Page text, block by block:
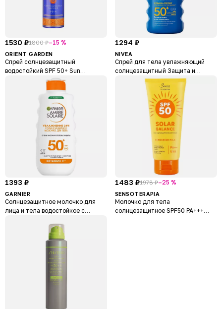
1530 ₽1800 ₽–15 %
ORIENT GARDEN
Спрей солнцезащитный
водостойкий SPF 50+ Sun
Protection Voile
1294 ₽
NIVEA
Спрей для тела увлажняющий
солнцезащитный Защита и
увлажнение SPF 50+
1393 ₽
GARNIER
Солнцезащитное молочко для
лица и тела водостойкое с
1483 ₽1978 ₽–25 %
SENSOTERAPIA
Молочко для тела
солнцезащитное SPF50 PA+++